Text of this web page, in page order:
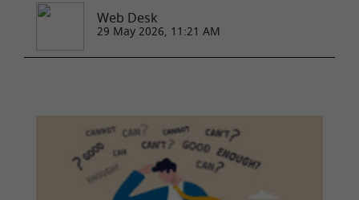
Web Desk
29 May 2026, 11:21 AM